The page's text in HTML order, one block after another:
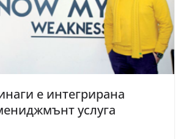
е интегрирана
услуга